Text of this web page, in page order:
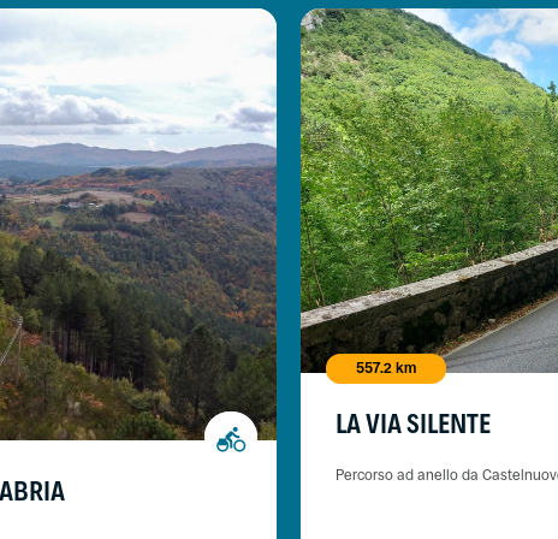
557.2 km
LA VIA SILENTE
Percorso ad anello da